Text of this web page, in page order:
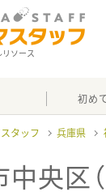
ソース
初め
タッフ 兵庫県
央区